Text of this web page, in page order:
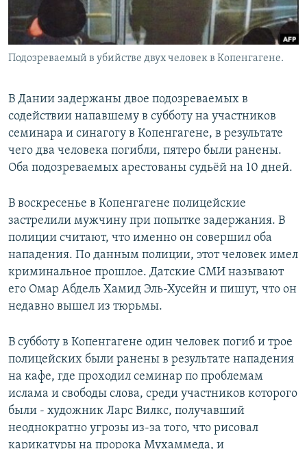
Подозреваемый в убийстве двух человек в Копенгагене.
В Дании задержаны двое подозреваемых в
содействии напавшему в субботу на участников
семинара и синагогу в Копенгагене, в результате
чего два человека погибли, пятеро были ранены.
Оба подозреваемых арестованы судьёй на 10 дней.
В воскресенье в Копенгагене полицейские
застрелили мужчину при попытке задержания. В
полиции считают, что именно он совершил оба
нападения. По данным полиции, этот человек имел
криминальное прошлое. Датские СМИ называют
его Омар Абдель Хамид Эль-Хусейн и пишут, что он
недавно вышел из тюрьмы.
В субботу в Копенгагене один человек погиб и трое
полицейских были ранены в результате нападения
на кафе, где проходил семинар по проблемам
ислама и свободы слова, среди участников которого
были - художник Ларс Вилкс, получавший
неоднократно угрозы из-за того, что рисовал
карикатуры на пророка Мухаммеда, и